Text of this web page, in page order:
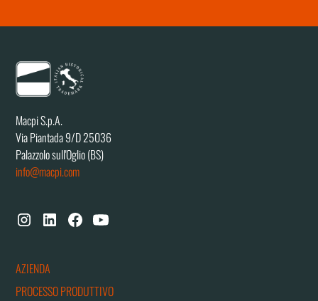
Macpi S.p.A.
Via Piantada 9/D 25036
Palazzolo sull'Oglio (BS)
info@macpi.com
AZIENDA
PROCESSO PRODUTTIVO